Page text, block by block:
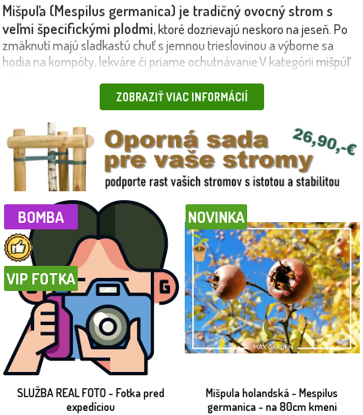
Mišpuľa (Mespilus germanica) je tradičný ovocný strom s
veľmi špecifickými plodmi, ktoré dozrievajú neskoro na jeseň. Po
zmäknutí majú sladkastú chuť s jemnou trieslovinou a výborne sa
hodia na kompóty, lekváre či priame ochutnávanie.V kategórii mišpúľ
kontajnerované stromčeky vhodné na okamžitú výsadbu,
tradičné aj moderné odrody s bohatou úrodou,
dolné rastliny, ktoré znesú aj mierne mrazy
📌 Výhody mišpúľ:
nenáročné na údržbu,
vhodné aj do menších záhrad,
zaujímavý vzhľad a netradičné plody.
Plody mišpúľ sa konzumujú po úplnom zmäknutí – tzv. „premrznutí“.
Vtedy sa ich triesloviny rozložia a dužina získava sladkú chuť
pripomínajúcu jablká a datle.🚛 Doručujeme vlastnou dopravou –
rýchlo, bezpečne a šetrne až k vám domov.Mišpule z
Maxgarden.sk – výnimočné ovocie pre výnimočných ľudí🍂
ZOBRAZIŤ VIAC INFORMÁCIÍ
SLUŽBA REAL FOTO - Fotka pred
expedíciou
BOMBA
VIP FOTKA
Mišpula holandská - Mespilus
germanica - na 80cm kmeni
NOVINKA